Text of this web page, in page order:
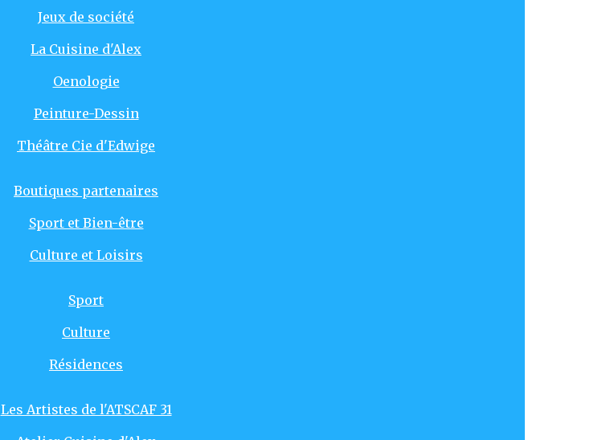
Jeux de société
La Cuisine d'Alex
Oenologie
Peinture-Dessin
Théâtre Cie d'Edwige
Boutiques partenaires
Sport et Bien-être
Culture et Loisirs
Sport
Culture
Résidences
Les Artistes de l'ATSCAF 31